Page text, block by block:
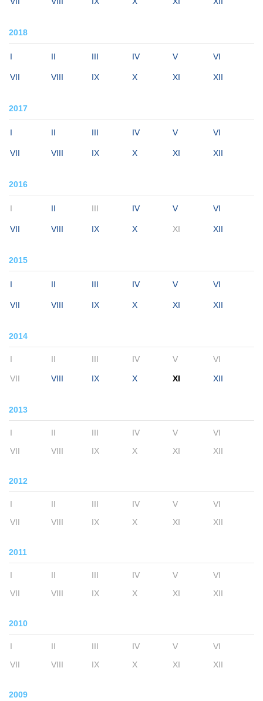
2018
I II III IV V VI
VII VIII IX X XI XII
2017
I II III IV V VI
VII VIII IX X XI XII
2016
I II III IV V VI
VII VIII IX X XI XII
2015
I II III IV V VI
VII VIII IX X XI XII
2014
I II III IV V VI
VII VIII IX X XI XII
2013
I II III IV V
VI
VII
VIII IX X XI XII
2012
I II III IV V
VI
VII
VIII IX X XI XII
2011
I II III IV V
VI
VII
VIII IX X XI XII
2010
I II III IV V
VI
VII
VIII IX X XI XII
2009